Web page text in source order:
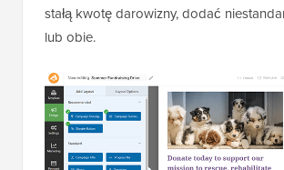
stałą kwotę darowizny, dodać
lub obie.